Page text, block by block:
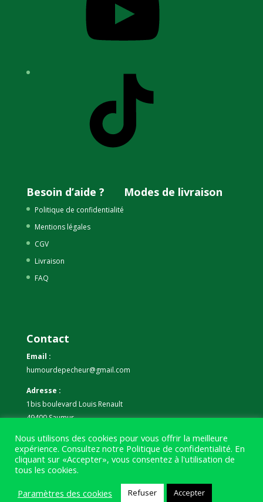
Besoin d’aide ?
Politique de confidentialité
Mentions légales
CGV
Livraison
FAQ
Modes de livraison
Contact
Email :
humourdepecheur@gmail.com
Adresse :
1bis boulevard Louis Renault
49400 Saumur
Téléphone :
07 59 61 06 63
Nous utilisons des cookies pour vous offrir la meilleure
expérience. Consultez notre Politique de confidentialité. En
cliquant sur «Accepter», vous consentez à l'utilisation de
tous les cookies.
Paramètres des cookies
Refuser Accepter